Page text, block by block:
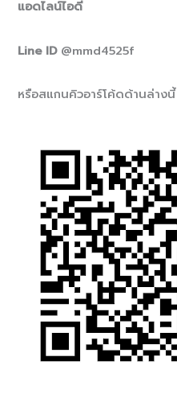
แอดไลน์ไอดี
Line ID @mmd4525f
หรือสแกนคิวอาร์โค้ดด้านล่างนี้